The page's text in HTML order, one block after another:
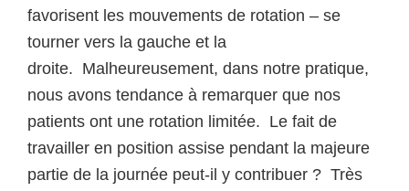
favorisent les mouvements de rotation – se
tourner vers la gauche et la
droite. Malheureusement, dans notre pratique,
nous avons tendance à remarquer que nos
patients ont une rotation limitée. Le fait de
travailler en position assise pendant la majeure
partie de la journée peut-il y contribuer ? Très